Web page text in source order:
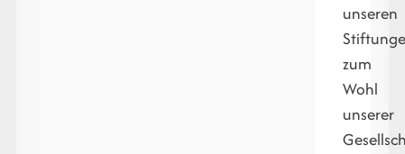
unseren
zum
Wohl
unserer